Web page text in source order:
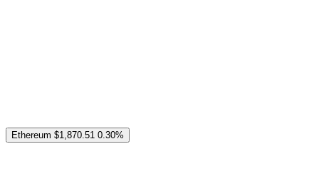
Ethereum $1,870.51 0.30%